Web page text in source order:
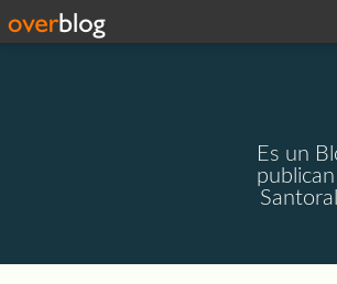
Es un